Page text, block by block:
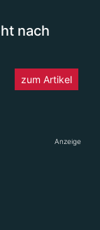
nach
zum Artikel
Anzeige